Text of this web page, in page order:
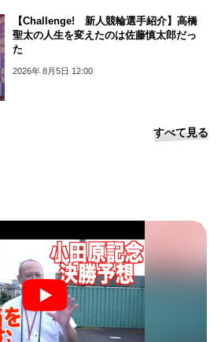
【Challenge! 新人競輪選手紹介】高橋
聖太の人生を変えたのは佐藤慎太郎だっ
た
2026年 8月5日 12:00
すべて見る